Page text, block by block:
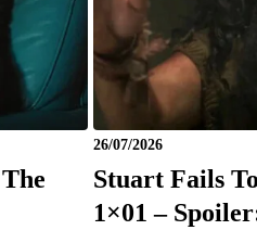
26/07/2026
Stuart Fails
1×01 –